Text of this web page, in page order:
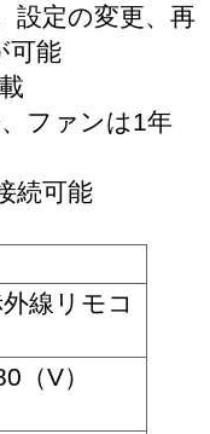
設定の変更、再
可能
ファンは1年
続可能
線リモコ
（V）